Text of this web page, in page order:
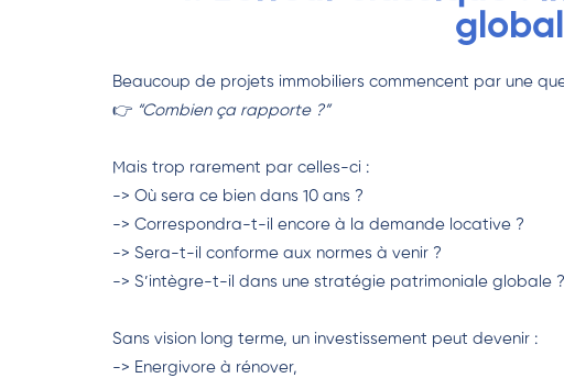
Beaucoup de projets immobiliers commencent par une
👉 “Combien ça rapporte ?”
Mais trop rarement par celles-ci :
-> Où sera ce bien dans 10 ans ?
-> Correspondra-t-il encore à la demande locative ?
-> Sera-t-il conforme aux normes à venir ?
-> S’intègre-t-il dans une stratégie patrimoniale globale ?
Sans vision long terme, un investissement peut devenir :
-> Energivore à rénover,